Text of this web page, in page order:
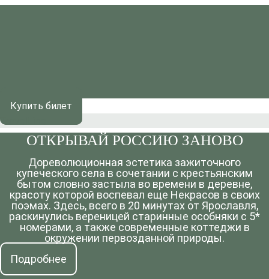
Купить билет
TravelLine
ОТКРЫВАЙ РОССИЮ ЗАНОВО
Дореволюционная эстетика зажиточного
купеческого села в сочетании с крестьянским
бытом словно застыла во времени в деревне,
красоту которой воспевал еще Некрасов в своих
поэмах. Здесь, всего в 20 минутах от Ярославля,
раскинулись вереницей старинные особняки с 5*
номерами, а также современные коттеджи в
окружении первозданной природы.
Подробнее